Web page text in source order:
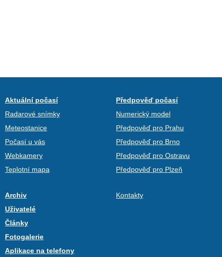
Aktuální počasí
Radarové snímky
Meteostanice
Počasí u vás
Webkamery
Teplotní mapa
Předpověď počasí
Numerický model
Předpověď pro Prahu
Předpověď pro Brno
Předpověď pro Ostravu
Předpověď pro Plzeň
Archiv
Uživatelé
Články
Fotogalerie
Aplikace na telefony
Kontakty